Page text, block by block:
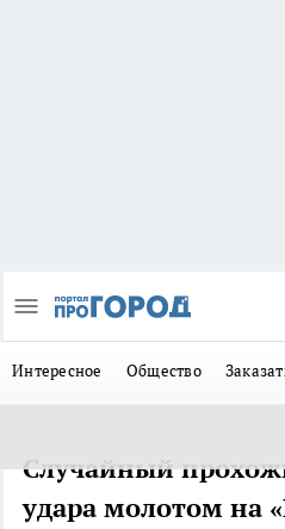
Интересное Общество
Случайный
удара молотом на